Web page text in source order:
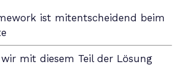
mit diesem Teil der Lösung